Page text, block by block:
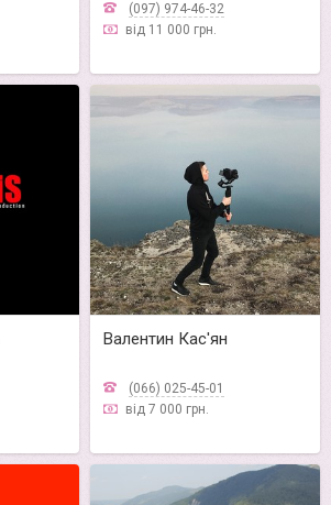
(097) 974-46-32
від 11 000 грн.
Валентин Кас'ян
(066) 025-45-01
від 7 000 грн.